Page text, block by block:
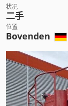
状况
二手
位置
Bovenden